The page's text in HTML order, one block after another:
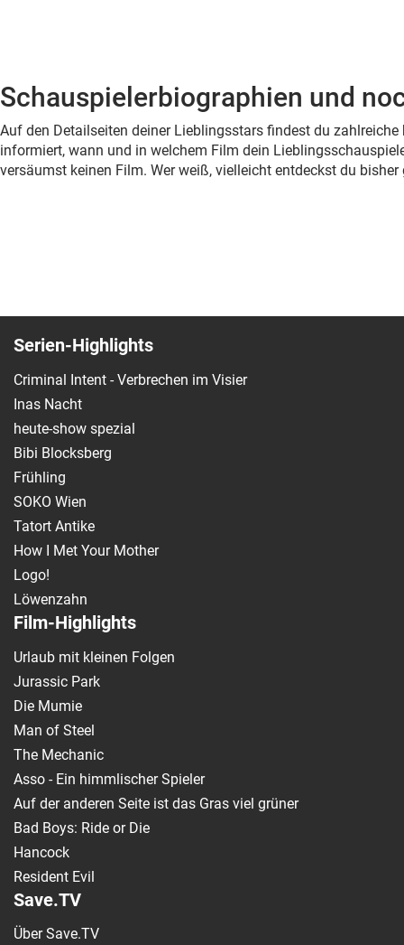
Schauspielerbiographien und
Auf den Detailseiten deiner Lieblingsstars findest du
informiert, wann und in welchem Film dein
versäumst keinen Film. Wer weiß, vielleicht entdeckst du
Serien-Highlights
Criminal Intent - Verbrechen im Visier
Inas Nacht
heute-show spezial
Bibi Blocksberg
Frühling
SOKO Wien
Tatort Antike
How I Met Your Mother
Logo!
Löwenzahn
Film-Highlights
Urlaub mit kleinen Folgen
Jurassic Park
Die Mumie
Man of Steel
The Mechanic
Asso - Ein himmlischer Spieler
Auf der anderen Seite ist das Gras viel grüner
Bad Boys: Ride or Die
Hancock
Resident Evil
Save.TV
Über Save.TV